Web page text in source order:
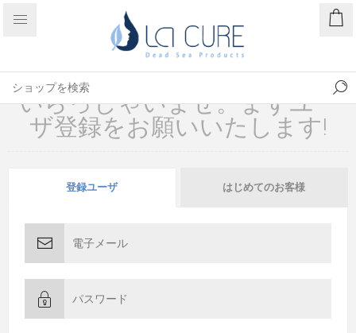
いらっしゃいませ。まずユー
ザ登録をお願いいたします!
登録ユーザ はじめてのお客様